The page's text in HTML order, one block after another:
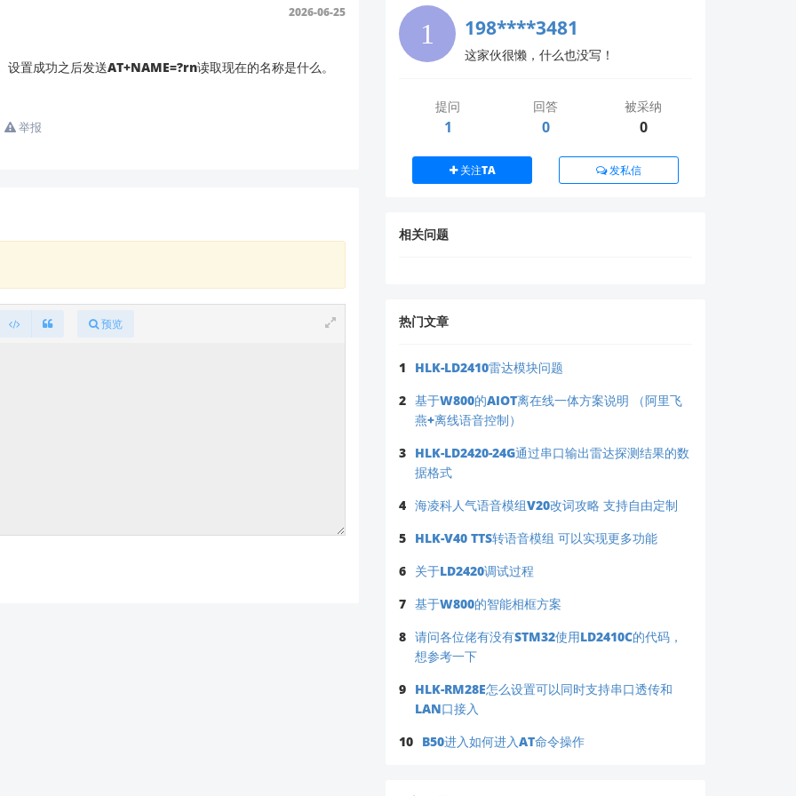
，8位数据位，1位停止位，无校验
蓝牙访问问题），部分用户通过更新至最新固件解决了AT指令兼容性问题。
模式"
邮箱：support@hlktech.cn
2026-06-25
置成功之后发送AT+NAME=?rn读取现在的名称是什么。
举报
预览
198****3481
这家伙很懒，什么也没写！
提问
1
回答
0
被采纳
0
关注TA 发私信
相关问题
热门文章
1
HLK-LD2410雷达模块问题
2 基于W800的AIOT离在线一体方案说明 （阿里飞
燕+离线语音控制）
3 HLK-LD2420-24G通过串口输出雷达探测结果的数
据格式
4 海凌科人气语音模组V20改词攻略 支持自由定制
5 HLK-V40 TTS转语音模组 可以实现更多功能
6 关于LD2420调试过程
7 基于W800的智能相框方案
8 请问各位佬有没有STM32使用LD2410C的代码，
想参考一下
9 HLK-RM28E怎么设置可以同时支持串口透传和
LAN口接入
10 B50进入如何进入AT命令操作